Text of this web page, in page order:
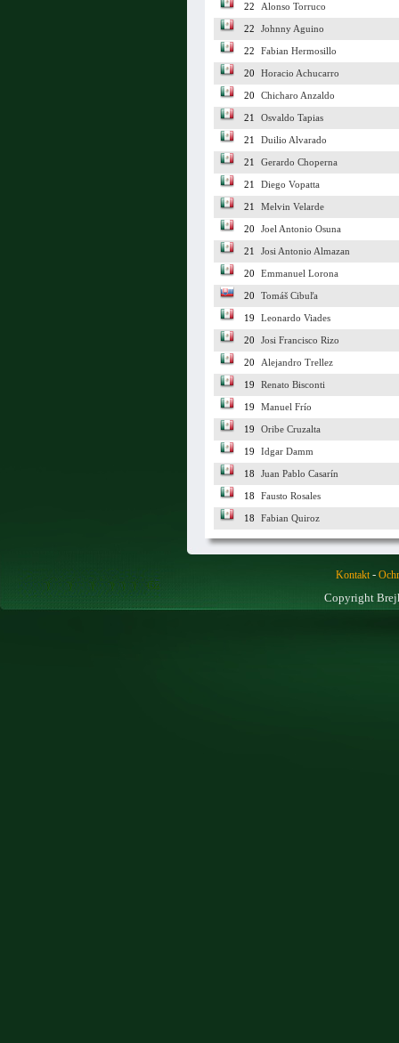
22 Alonso Torruco
22 Johnny Aguino
22 Fabian Hermosillo
20 Horacio Achucarro
20 Chicharo Anzaldo
21 Osvaldo Tapias
21 Duilio Alvarado
21 Gerardo Choperna
21 Diego Vopatta
21 Melvin Velarde
20 Joel Antonio Osuna
21 Josi Antonio Almazan
20 Emmanuel Lorona
20 Tomáš Cibuľa
19 Leonardo Viades
20 Josi Francisco Rizo
20 Alejandro Trellez
19 Renato Bisconti
19 Manuel Frío
19 Oribe Cruzalta
19 Idgar Damm
18 Juan Pablo Casarín
18 Fausto Rosales
18 Fabian Quiroz
Kontakt-
Copyright